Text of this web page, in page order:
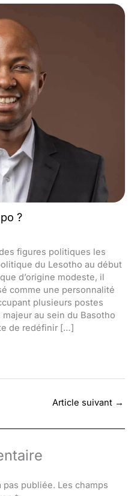
?
figures politiques les
du Lesotho au début
d’origine modeste, il
comme une personnalité
plusieurs postes
au sein du Basotho
de redéfinir […]
Article suivant →
pas publiée. Les champs